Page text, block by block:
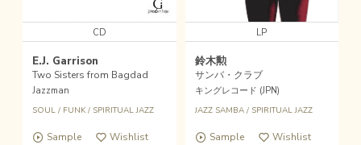
CD
E.J. Garrison
Two Sisters from Bagdad
Jazzman
SOUL/ FUNK/ SPIRITUAL JAZZ
Sample Wishlist
LP
鈴木勲
サンバ・クラブ
キングレコード (JPN)
JAZZ SAMBA/ SPIRITUAL JAZZ
Sample Wishlist